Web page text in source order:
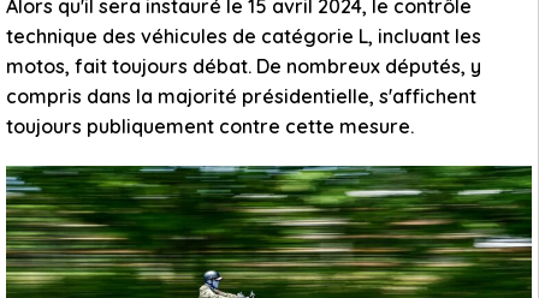
Alors qu'il sera instauré le 15 avril 2024, le contrôle
technique des véhicules de catégorie L, incluant les
motos, fait toujours débat. De nombreux députés, y
compris dans la majorité présidentielle, s'affichent
toujours publiquement contre cette mesure.